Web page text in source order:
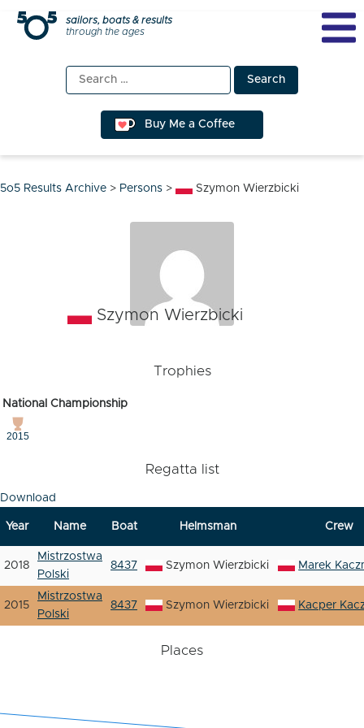
Skip
sailors, boats & results
through the ages
Search
for:
Buy Me a Coffee
5o5 Results Archive > Persons > Szymon Wierzbicki
Szymon Wierzbicki
Trophies
National Championship
2015
Regatta list
Download
Year Name Boat Helmsman Crew
2018
Mistrzostwa
Polski
8437 Szymon Wierzbicki Marek
2015
Mistrzostwa
Polski
8437 Szymon Wierzbicki Kacper
Places